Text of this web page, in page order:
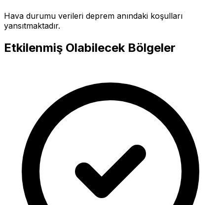
Hava durumu verileri deprem anındaki koşulları
yansıtmaktadır.
Etkilenmiş Olabilecek Bölgeler